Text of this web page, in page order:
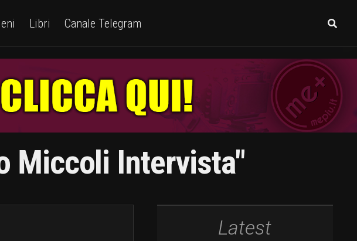
Libri Canale Telegram
Miccoli Intervista"
Latest